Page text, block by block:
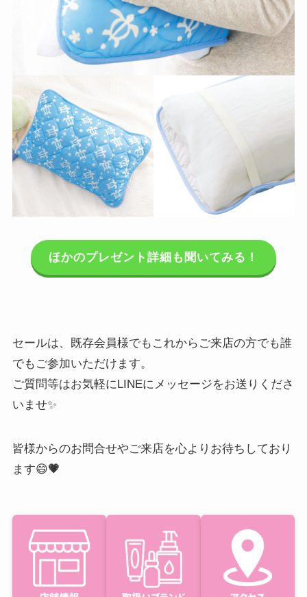
ほかのプレゼント詳細も聞いてみる！
セールは、既存会員様でもこれからご来店の方でも誰
でもご参加いただけます。
ご質問等はお気軽にLINEにメッセージをお送りくださ
いませ✨
皆様からのお問合せやご来店を心よりお待ちしており
ます😄💗